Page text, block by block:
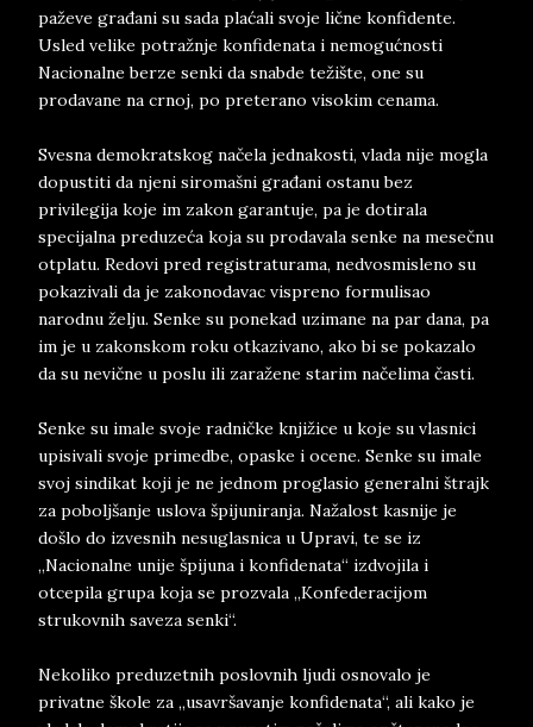
paževe građani su sada plaćali svoje lične konfidente.
Usled velike potražnje konfidenata i nemogućnosti
Nacionalne berze senki da snabde težište, one su
prodavane na crnoj, po preterano visokim cenama.
Svesna demokratskog načela jednakosti, vlada nije mogla
dopustiti da njeni siromašni građani ostanu bez
privilegija koje im zakon garantuje, pa je dotirala
specijalna preduzeća koja su prodavala senke na mesečnu
otplatu. Redovi pred registraturama, nedvosmisleno su
pokazivali da je zakonodavac vispreno formulisao
narodnu želju. Senke su ponekad uzimane na par dana, pa
im je u zakonskom roku otkazivano, ako bi se pokazalo
da su nevične u poslu ili zaražene starim načelima časti.
Senke su imale svoje radničke knjižice u koje su vlasnici
upisivali svoje primedbe, opaske i ocene. Senke su imale
svoj sindikat koji je ne jednom proglasio generalni štrajk
za poboljšanje uslova špijuniranja. Nažalost kasnije je
došlo do izvesnih nesuglasnica u Upravi, te se iz
„Nacionalne unije špijuna i konfidenata“ izdvojila i
otcepila grupa koja se prozvala „Konfederacijom
strukovnih saveza senki“.
Nekoliko preduzetnih poslovnih ljudi osnovalo je
privatne škole za „usavršavanje konfidenata“, ali kako je